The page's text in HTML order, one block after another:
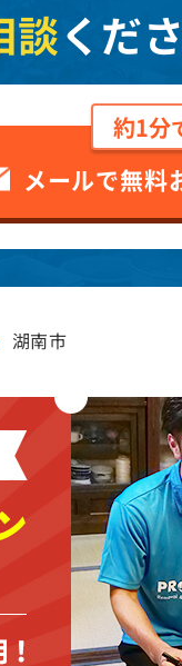
談くだ
約1分
メールで無料
湖南市